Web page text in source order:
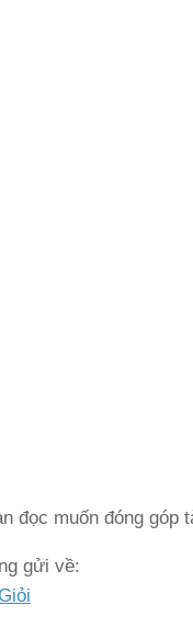
đọc muốn đóng góp
gửi về: